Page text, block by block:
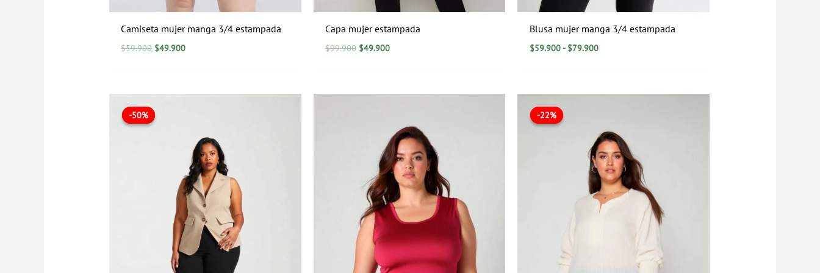
Camiseta mujer manga 3/4 estampada
$59.900 $49.900
Capa mujer estampada
$99.900 $49.900
Blusa mujer manga 3/4 estampada
$59.900- $79.900
-50%
-50%
$199.900.$99.900.
-22%
-22%
precio
original
$89.900.
es:
$69.900.